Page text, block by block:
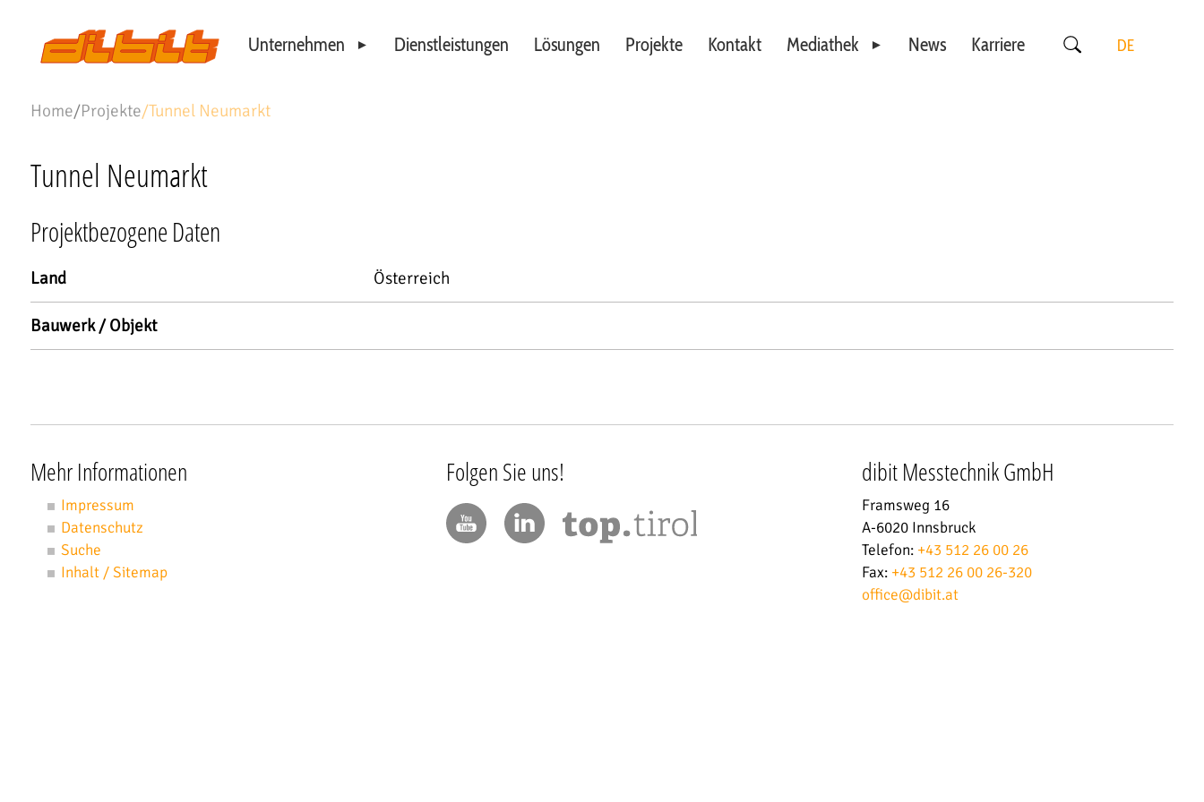
Unternehmen
Standorte
Dienstleistungen Lösungen Projekte Kontakt
Mediathek
News Karriere DE
Home/Projekte/Tunnel Neumarkt
Tunnel Neumarkt
Projektbezogene Daten
Land Österreich
Bauwerk / Objekt
Mehr Informationen
Impressum
Datenschutz
Suche
Inhalt / Sitemap
Folgen Sie uns! dibit Messtechnik GmbH
Framsweg 16
A-6020 Innsbruck
Telefon: +43 512 26 00 26
Fax: +43 512 26 00 26-320
office@dibit.at